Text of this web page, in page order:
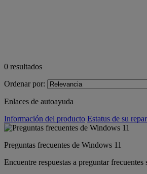
0 resultados
Ordenar por:
Enlaces de autoayuda
Información del producto Estatus de su
Preguntas frecuentes de Windows 11
Encuentre respuestas a preguntar